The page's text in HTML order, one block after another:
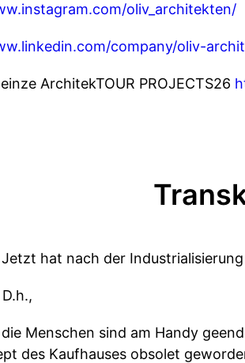
oliv_architekten/
company/oliv-
ArchitekTOUR PROJECTS26
hat nach der
Menschen sind am Handy
des Kaufhauses obsolet